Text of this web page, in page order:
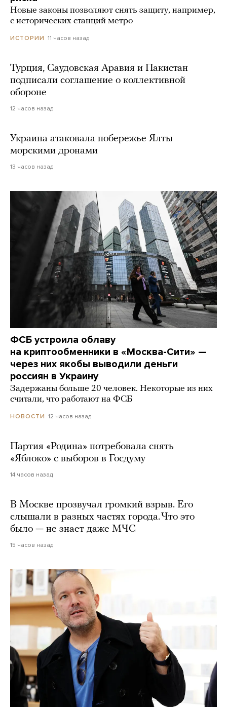
Новые законы позволяют снять защиту, например,
с исторических станций метро
ИСТОРИИ 11 часов назад
Турция, Саудовская Аравия и Пакистан
подписали соглашение о коллективной
обороне
12 часов назад
Украина атаковала побережье Ялты
морскими дронами
13 часов назад
ФСБ устроила облаву
на криптообменники в «Москва-Сити» —
через них якобы выводили деньги
россиян в Украину
Задержаны больше 20 человек. Некоторые из них
считали, что работают на ФСБ
НОВОСТИ 12 часов назад
Партия «Родина» потребовала снять
«Яблоко» с выборов в Госдуму
14 часов назад
В Москве прозвучал громкий взрыв. Его
слышали в разных частях города. Что это
было — не знает даже МЧС
15 часов назад